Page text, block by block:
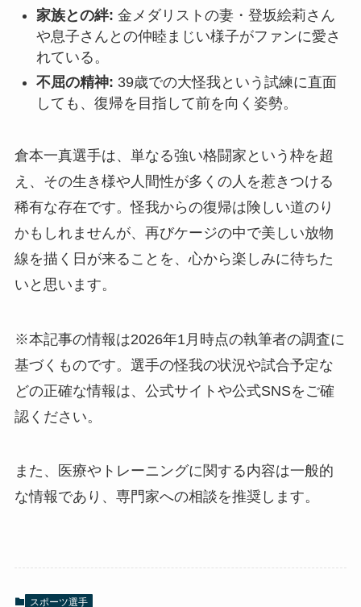
家族との絆: 金メダリストの妻・登坂絵莉さん
や息子さんとの仲睦まじい様子がファンに愛さ
れている。
不屈の精神: 39歳での大怪我という試練に直面
しても、復帰を目指して前を向く姿勢。
倉本一真選手は、単なる強い格闘家という枠を超
え、その生き様や人間性が多くの人を惹きつける
稀有な存在です。怪我からの復帰は険しい道のり
かもしれませんが、再びケージの中で美しい放物
線を描く日が来ることを、心から楽しみに待ちた
いと思います。
※本記事の情報は2026年1月時点の執筆者の調査に
基づくものです。選手の怪我の状況や試合予定な
どの正確な情報は、公式サイトや公式SNSをご確
認ください。
また、医療やトレーニングに関する内容は一般的
な情報であり、専門家への相談を推奨します。
スポーツ選手